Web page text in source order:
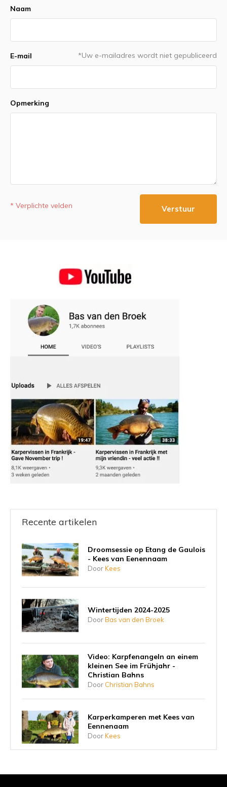
Naam
E-mail *Uw e-mailadres wordt niet gepubliceerd
Opmerking
* Verplichte velden Verstuur
Recente artikelen
Droomsessie op Etang de Gaulois
- Kees van Eenennaam
DoorKees
Wintertijden 2024-2025
DoorBas van den Broek
Video: Karpfenangeln an einem
kleinen See im Frühjahr -
Christian Bahns
Door Christian Bahns
Karperkamperen met Kees van
Eennenaam
DoorKees
Karpervissen in Frankrijk met